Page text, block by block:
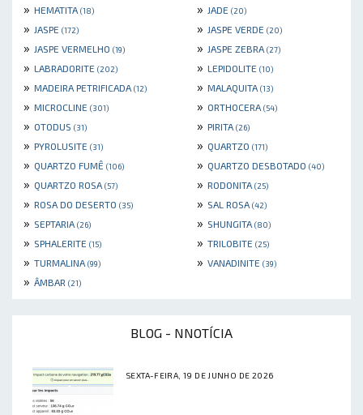
» HEMATITA (18) » JADE (20)
» JASPE (172) » JASPE VERDE (20)
» JASPE VERMELHO (19) » JASPE ZEBRA (27)
» LABRADORITE (202) » LEPIDOLITE (10)
» MADEIRA PETRIFICADA (12) » MALAQUITA (13)
» MICROCLINE (301) » ORTHOCERA (54)
» OTODUS (31) » PIRITA (26)
» PYROLUSITE (31) » QUARTZO (171)
» QUARTZO FUMÊ (106) » QUARTZO DESBOTADO (40)
» QUARTZO ROSA (57) » RODONITA (25)
» ROSA DO DESERTO (35) » SAL ROSA (42)
» SEPTARIA (26) » SHUNGITA (80)
» SPHALERITE (15) » TRILOBITE (25)
» TURMALINA (99) » VANADINITE (39)
» ÂMBAR (21)
BLOG - NNOTÍCIA
SEXTA-FEIRA, 19 DE JUNHO DE 2026